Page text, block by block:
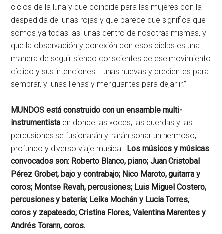
ciclos de la luna y que coincide para las mujeres con la
despedida de lunas rojas y que parece que significa que
somos ya todas las lunas dentro de nosotras mismas, y
que la observación y conexión con esos ciclos es una
manera de seguir siendo conscientes de ese movimiento
cíclico y sus intenciones. Lunas nuevas y crecientes para
sembrar, y lunas llenas y menguantes para dejar ir.”
MUNDOS está construido con un ensamble multi-
instrumentista en donde las voces, las cuerdas y las
percusiones se fusionarán y harán sonar un hermoso,
profundo y diverso viaje musical. Los músicos y músicas
convocados son: Roberto Blanco, piano; Juan Cristobal
Pérez Grobet, bajo y contrabajo; Nico Maroto, guitarra y
coros; Montse Revah, percusiones; Luis Miguel Costero,
percusiones y batería; Leika Mochán y Lucia Torres,
coros y zapateado; Cristina Flores, Valentina Marentes y
Andrés Torann, coros.